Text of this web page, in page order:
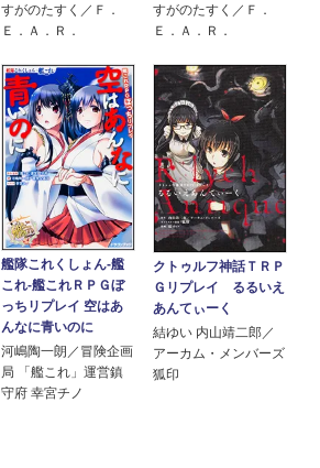
すがのたすく／Ｆ．
Ｅ．Ａ．Ｒ．
すがのたすく／Ｆ．
Ｅ．Ａ．Ｒ．
艦隊これくしょん‐艦
これ‐艦これＲＰＧぼ
っちリプレイ 空はあ
んなに青いのに
河嶋陶一朗／冒険企画
局 「艦これ」運営鎮
守府 幸宮チノ
クトゥルフ神話ＴＲＰ
Ｇリプレイ るるいえ
あんてぃーく
結ゆい 内山靖二郎／
アーカム・メンバーズ
狐印